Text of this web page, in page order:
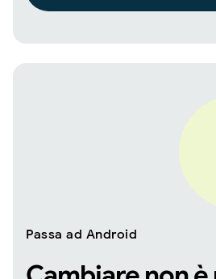
Passa ad Android